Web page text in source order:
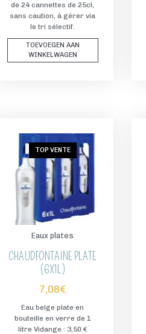
de 24 cannettes de 25cl,
sans caution, à gérer via
le tri sélectif.
TOEVOEGEN AAN
WINKELWAGEN
TOP VENTE
Eaux plates
CHAUDFONTAINE PLATE
(6X1L)
7,08€
Eau belge plate en
bouteille en verre de 1
litre Vidange : 3,50 €